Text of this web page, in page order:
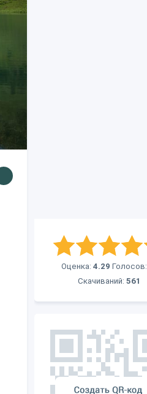
Оценка: 4.29 Голосов:
Скачиваний: 561